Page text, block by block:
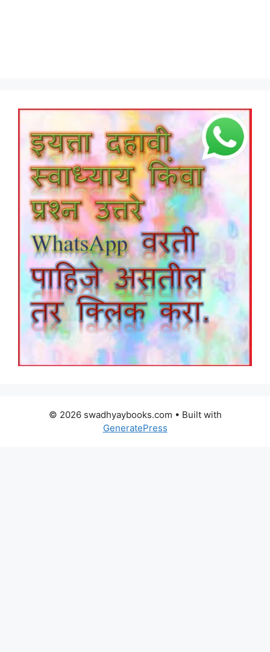
© 2026 swadhyaybooks.com • Built with
GeneratePress